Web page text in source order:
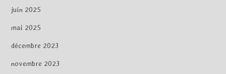
juin 2025
mai 2025
décembre 2023
novembre 2023